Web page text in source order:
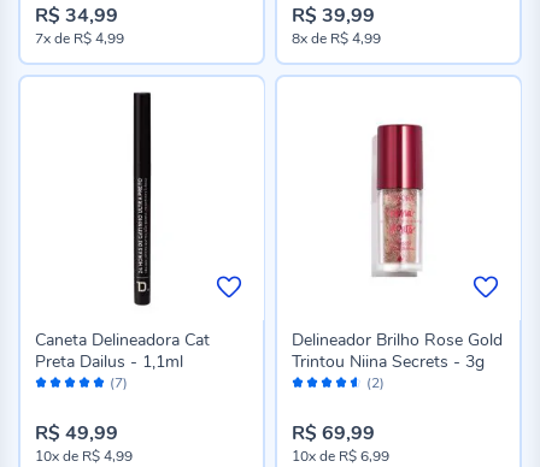
R$ 34,99
7xde R$ 4,99
R$ 39,99
8xde R$ 4,99
Avaliação: (7)
Caneta Delineadora Cat
Preta Dailus - 1,1ml
R$ 49,99
10xde R$ 4,99
Avaliação: (2)
Delineador Brilho Rose Gold
Trintou Niina Secrets - 3g
R$ 69,99
10xde R$ 6,99